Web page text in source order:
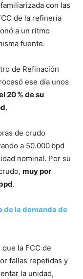
con las
de la refinería
a un ritmo
fuente.
de Refinación
ese día unos
20 % de su
.
de crudo
a 50.000 bpd
nominal. Por su
muy por
.
de la demanda de
la FCC de
fallas repetidas y
la unidad,